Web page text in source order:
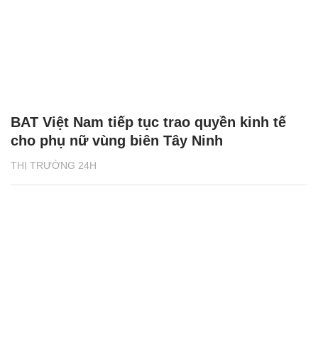
THỊ TRƯỜNG 24H
BAT Việt Nam tiếp tục trao quyền kinh tế
cho phụ nữ vùng biên Tây Ninh